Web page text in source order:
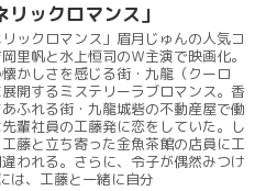
リックロマンス」
リックロマンス」眉月じゅんの人気コ
里帆と水上恒司のＷ主演で映画化。
かしさを感じる街・九龍（クーロ
開するミステリーラブロマンス。香
ふれる街・九龍城砦の不動産屋で働
輩社員の工藤発に恋をしていた。し
藤と立ち寄った金魚茶館の店員に工
われる。さらに、令子が偶然みつけ
は、工藤と一緒に自分